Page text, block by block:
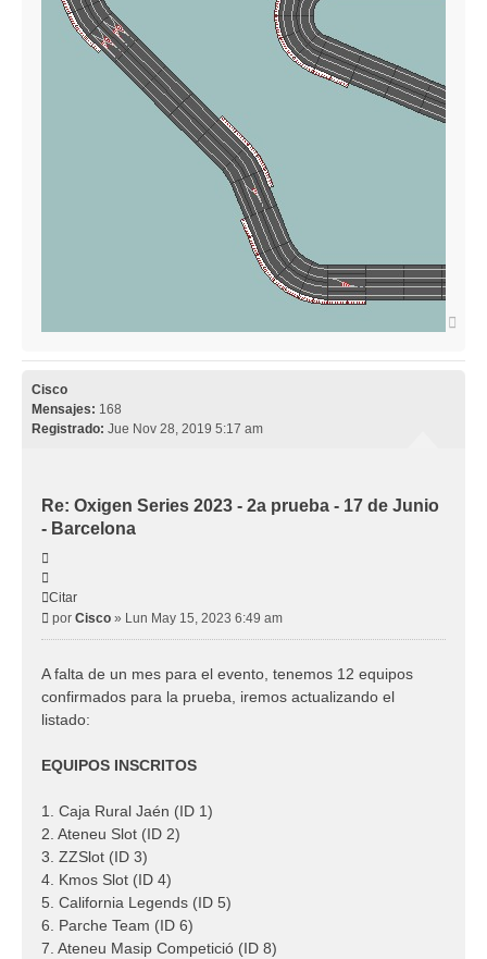
Cisco
Mensajes: 168
Registrado: Jue Nov 28, 2019 5:17 am
Re: Oxigen Series 2023 - 2a prueba - 17 de Junio
- Barcelona
Citar
Mensaje
por Cisco » Lun May 15, 2023 6:49 am
A falta de un mes para el evento, tenemos 12 equipos
confirmados para la prueba, iremos actualizando el
listado:
EQUIPOS INSCRITOS
1. Caja Rural Jaén (ID 1)
2. Ateneu Slot (ID 2)
3. ZZSlot (ID 3)
4. Kmos Slot (ID 4)
5. California Legends (ID 5)
6. Parche Team (ID 6)
7. Ateneu Masip Competició (ID 8)